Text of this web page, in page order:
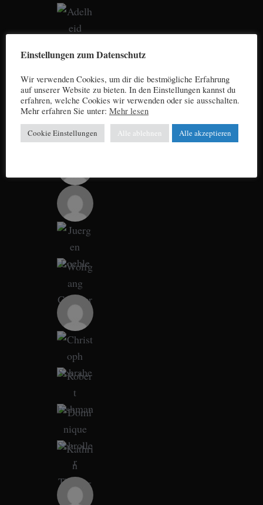
Einstellungen zum Datenschutz
Wir verwenden Cookies, um dir die bestmögliche Erfahrung
auf unserer Website zu bieten. In den Einstellungen kannst du
erfahren, welche Cookies wir verwenden oder sie ausschalten.
Mehr erfahren Sie unter: Mehr lesen
Cookie Einstellungen Alle ablehnen Alle akzeptieren